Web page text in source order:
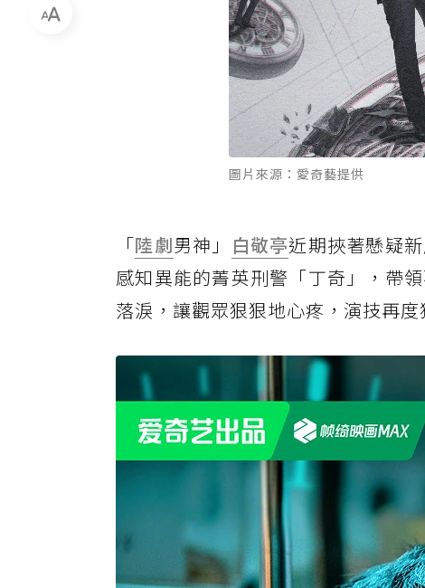
圖片來源：愛奇藝提供
「陸劇男神」 白敬亭近期挾著懸疑
感知異能的菁英刑警「丁奇」，帶
落淚，讓觀眾狠狠地心疼，演技再